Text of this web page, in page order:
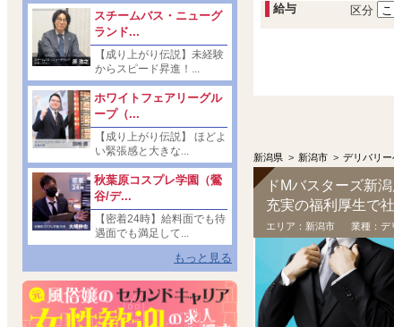
給与
区分
新潟県 > 新潟市 > デリバリー
ドМバスターズ新
充実の福利厚生で
エリア： 新潟市 業種： デ
スチームバス・ニューグ
ランド...
【成り上がり伝説】未経験
からスピード昇進！...
ホワイトフェアリーグル
ープ（...
【成り上がり伝説】 ほどよ
い緊張感と大きな...
秋葉原コスプレ学園（鶯
谷/デ...
【密着24時】給料面でも待
遇面でも満足して...
もっと見る